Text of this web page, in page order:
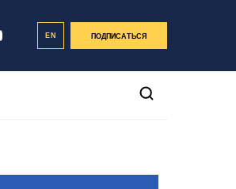
EN ПОДПИСАТЬСЯ